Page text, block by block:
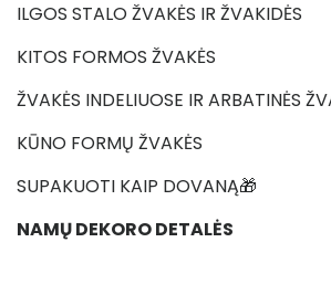
ILGOS STALO ŽVAKĖS IR ŽVAKIDĖS
KITOS FORMOS ŽVAKĖS
ŽVAKĖS INDELIUOSE IR ARBATINĖS
KŪNO FORMŲ ŽVAKĖS
SUPAKUOTI KAIP DOVANĄ🎁
NAMŲ DEKORO DETALĖS